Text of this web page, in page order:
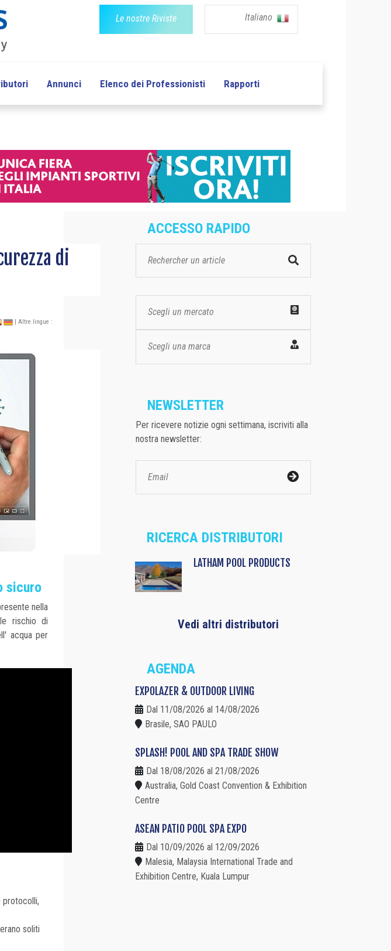
Le nostre Riviste Italiano
Annunci Elenco dei Professionisti Rapporti
di
| Altre lingue :
sicuro
nella
rischio di
acqua per
protocolli,
soliti
ACCESSO RAPIDO
Scegli un mercato
Scegli una marca
NEWSLETTER
Per ricevere notizie ogni settimana, iscriviti alla
nostra newsletter:
RICERCA DISTRIBUTORI
LATHAM POOL PRODUCTS
Vedi altri distributori
AGENDA
EXPOLAZER & OUTDOOR LIVING
Dal 11/08/2026 al 14/08/2026
Brasile, SAO PAULO
SPLASH! POOL AND SPA TRADE SHOW
Dal 18/08/2026 al 21/08/2026
Australia, Gold Coast Convention & Exhibition
Centre
ASEAN PATIO POOL SPA EXPO
Dal 10/09/2026 al 12/09/2026
Malesia, Malaysia International Trade and
Exhibition Centre, Kuala Lumpur